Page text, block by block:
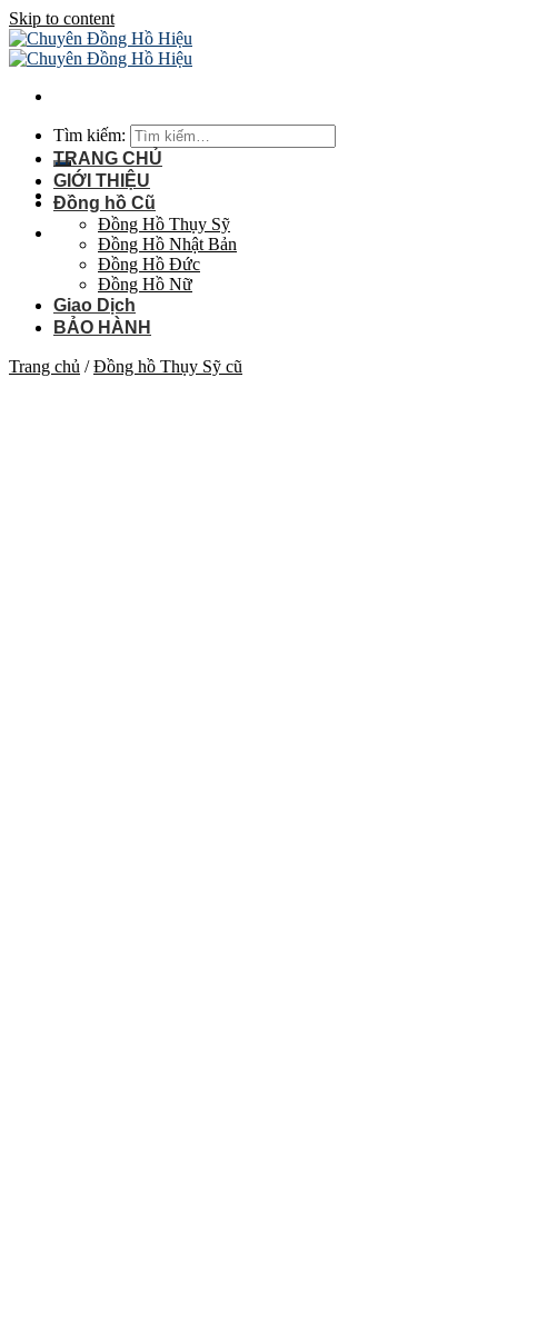
Skip to content
Tìm kiếm:
TRANG CHỦ
GIỚI THIỆU
Đồng hồ Cũ
Đồng Hồ Thụy Sỹ
Đồng Hồ Nhật Bản
Đồng Hồ Đức
Đồng Hồ Nữ
Giao Dịch
BẢO HÀNH
Trang chủ / Đồng hồ Thụy Sỹ cũ